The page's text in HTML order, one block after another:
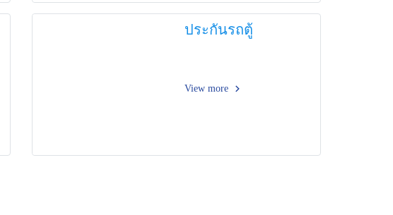
ประกันรถตู้
View more